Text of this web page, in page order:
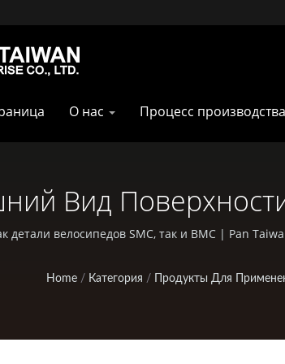
О нас Процесс производства
Вид
Снаряжения Для
детали велосипедов SMC, так и BMC | Pan
обработка с ЧПУ, сумки
Home / Категория / Продукты Для